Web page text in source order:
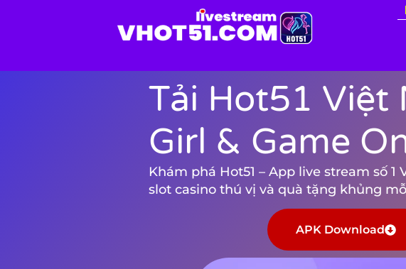
Tải Hot51 Việt
Girl & Game
Khám phá Hot51 – App live stream số
slot casino thú vị và quà tặng khủng
APK Download